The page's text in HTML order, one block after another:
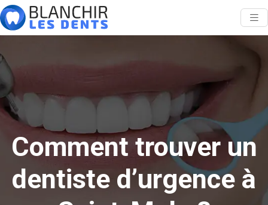
Comment trouver un
dentiste d’urgence à